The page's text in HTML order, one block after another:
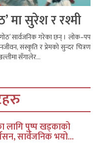
मा सुरेश र रश्मी
सार्वजनिक गरेका छन् । लोक–पप
संस्कृति र प्रेमको सुन्दर चित्रण
सँगालेर...
लागि पुष्प खड्काको
सार्वजनिक भयो...